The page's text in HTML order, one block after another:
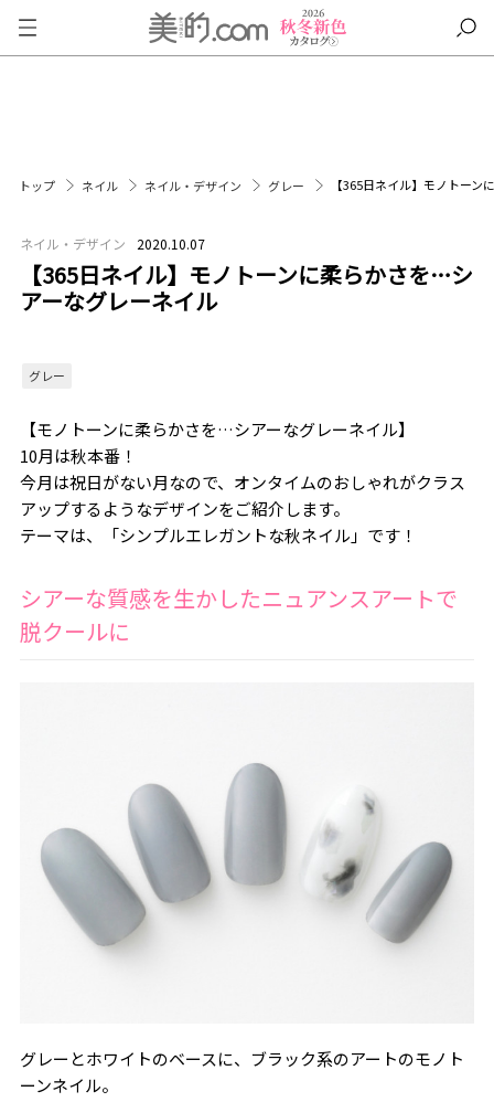
トップ ネイル ネイル・デザイン グレー 【365日ネイル】モノトー
ネイル・デザイン 2020.10.07
【365日ネイル】モノトーンに柔らかさを…シ
アーなグレーネイル
グレー
【モノトーンに柔らかさを…シアーなグレーネイル】
10月は秋本番！
今月は祝日がない月なので、オンタイムのおしゃれがクラス
アップするようなデザインをご紹介します。
テーマは、「シンプルエレガントな秋ネイル」です！
シアーな質感を生かしたニュアンスアートで
脱クールに
グレーとホワイトのベースに、ブラック系のアートのモノト
ーンネイル。